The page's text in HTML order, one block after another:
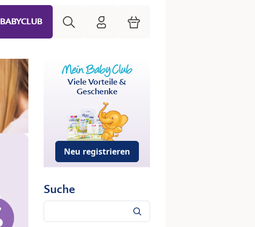
BABYCLUB HiPP Mein Babyclub
Warenkorb
Viele Vorteile &
Geschenke
Neu registrieren
Suche